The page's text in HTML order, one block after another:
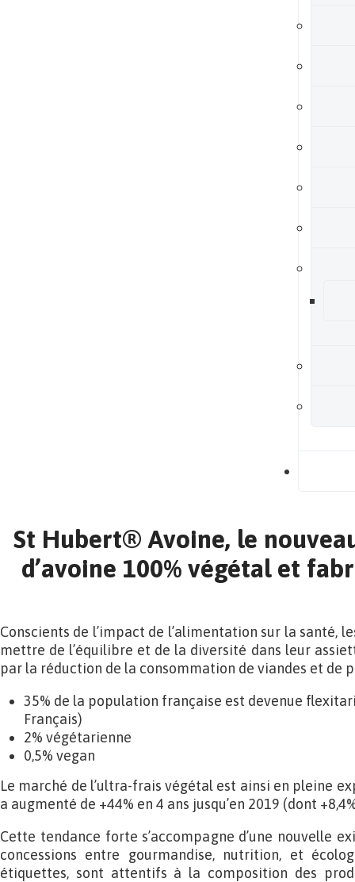
St Hubert® Avoine, le
d’avoine 100% végétal et
Conscients de l’impact de l’alimentation sur la santé,
mettre de l’équilibre et de la diversité dans leur
par la réduction de la consommation de viandes et de
35% de la population française est devenue
Français)
2% végétarienne
0,5% vegan
Le marché de l’ultra-frais végétal est ainsi en pleine
a augmenté de +44% en 4 ans jusqu’en 2019 (dont
Cette tendance forte s’accompagne d’une nouvelle
concessions entre gourmandise, nutrition, et
étiquettes, sont attentifs à la composition des